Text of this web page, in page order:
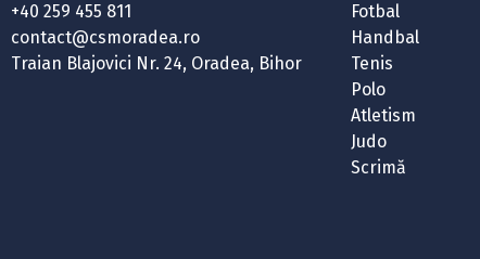
+40 259 455 811
contact@csmoradea.ro
Traian Blajovici Nr. 24, Oradea, Bihor
Fotbal
Handbal
Tenis
Polo
Atletism
Judo
Scrimă